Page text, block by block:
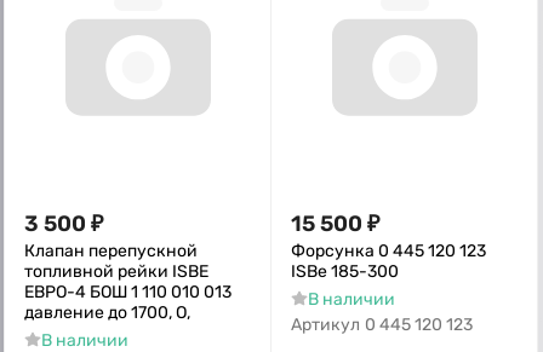
3 500 ₽
Клапан перепускной
топливной рейки ISBE
ЕВРО-4 БОШ 1 110 010 013
давление до 1700, О,
В наличии
15 500 ₽
Форсунка 0 445 120 123
ISBe 185-300
В наличии
Артикул 0 445 120 123